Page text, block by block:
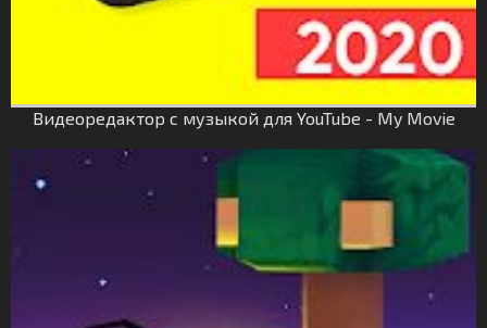
Видеоредактор с музыкой для YouTube - My Movie